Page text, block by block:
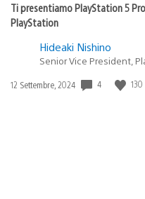
Ti presentiamo PlayStation 5
PlayStation
Hideaki Nishino
Senior Vice President,
Data
12 Settembre, 2024 4 130